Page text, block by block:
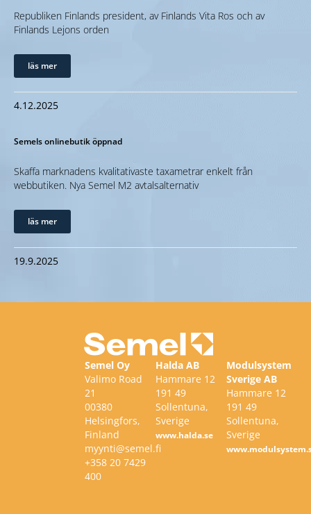
Republiken Finlands president, av Finlands Vita Ros och av
Finlands Lejons orden
läs mer
4.12.2025
Semels onlinebutik öppnad
Skaffa marknadens kvalitativaste taxametrar enkelt från
webbutiken. Nya Semel M2 avtalsalternativ
läs mer
19.9.2025
Semel Oy
Valimo Road
21
00380
Helsingfors,
Finland
myynti@semel.fi
+358 20 7429
400
Halda AB
Hammare 12
191 49
Sollentuna,
Sverige
www.halda.se
Modulsystem
Sverige AB
Hammare 12
191 49
Sollentuna,
Sverige